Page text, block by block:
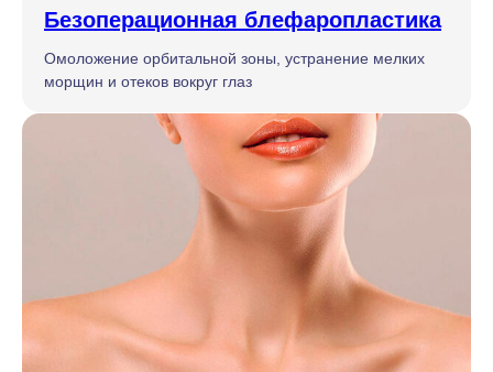
Безоперационная блефаропластика
Омоложение орбитальной зоны, устранение мелких
морщин и отеков вокруг глаз